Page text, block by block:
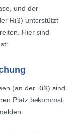
und der
Riß) unterstützt
Hier sind
(an der Riß) sind
Platz bekommst,